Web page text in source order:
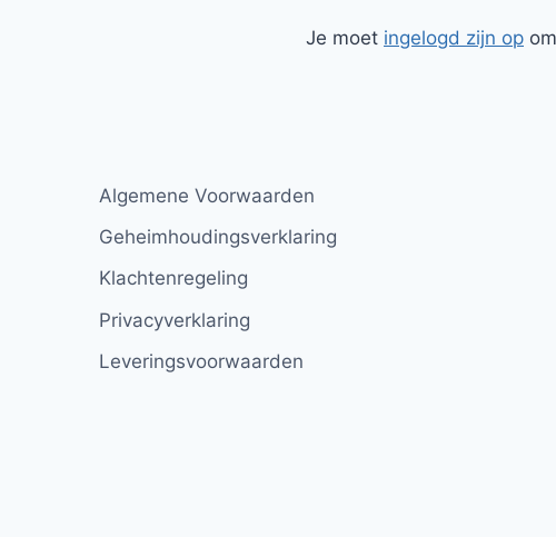
Je moet ingelogd zijn op
Algemene Voorwaarden
Geheimhoudingsverklaring
Klachtenregeling
Privacyverklaring
Leveringsvoorwaarden